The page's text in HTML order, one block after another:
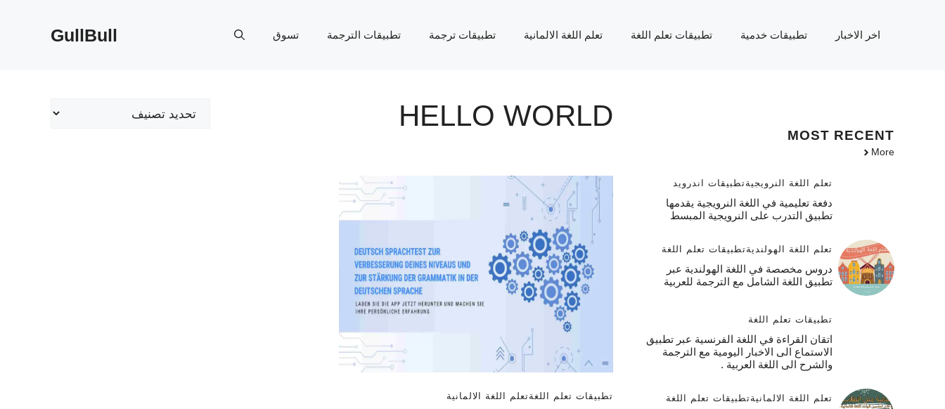
GullBull اخر الاخبار تطبيقات خدمية تطبيقات تعلم اللغة تعلم اللغة الالمانية تطبيقات ترجمة تطبيقات الترجمة تسوق
HELLO WORLD
تطبيقات تعلم اللغةتعلم اللغة الالمانية
MOST RECENT
More
تعلم اللغة النرويجيةتطبيقات اندرويد
دفعة تعليمية في اللغة النرويجية يقدمها
تطبيق التدرب على النرويجية المبسط
تعلم اللغة الهولنديةتطبيقات تعلم اللغة
دروس مخصصة في اللغة الهولندية عبر
تطبيق اللغة الشامل مع الترجمة للعربية
تطبيقات تعلم اللغة
اتقان القراءة في اللغة الفرنسية عبر تطبيق
الاستماع الى الاخبار اليومية مع الترجمة
والشرح الى اللغة العربية .
تعلم اللغة الالمانيةتطبيقات تعلم اللغة